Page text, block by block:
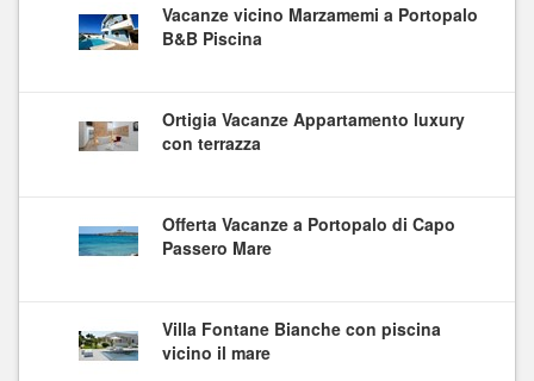
Vacanze vicino Marzamemi a Portopalo
B&B Piscina
Ortigia Vacanze Appartamento luxury
con terrazza
Offerta Vacanze a Portopalo di Capo
Passero Mare
Villa Fontane Bianche con piscina
vicino il mare